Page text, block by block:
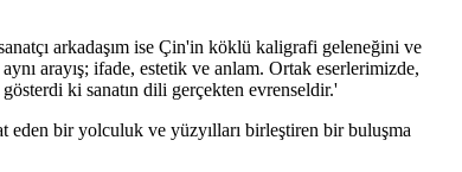
arkadaşım ise Çin'in köklü kaligrafi geleneğini ve
arayış; ifade, estetik ve anlam. Ortak eserlerimizde,
ki sanatın dili gerçekten evrenseldir.'
eden bir yolculuk ve yüzyılları birleştiren bir buluşma